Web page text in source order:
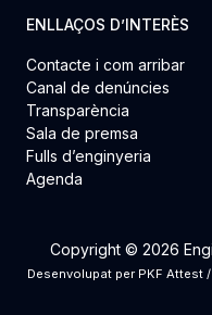
ENLLAÇOS D’INTERÈS
Contacte i com arribar
Canal de denúncies
Transparència
Sala de premsa
Fulls d’enginyeria
Agenda
Copyright © 2026
Desenvolupat per PKF Attest/